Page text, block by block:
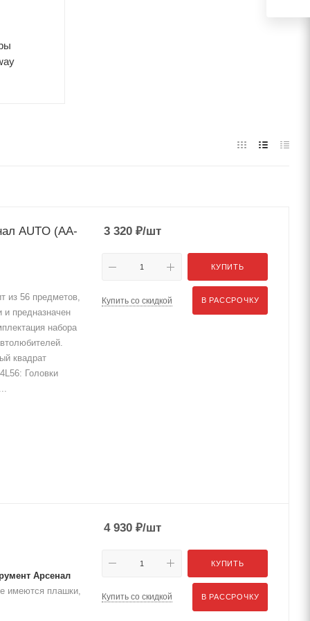
AUTO (AA-
из 56 предметов,
и предназначен
набора
квадрат
Головки
3 320 ₽/шт
КУПИТЬ
Купить со скидкой В РАССРОЧКУ
Арсенал
имеются плашки,
4 930 ₽/шт
КУПИТЬ
Купить со скидкой В РАССРОЧКУ